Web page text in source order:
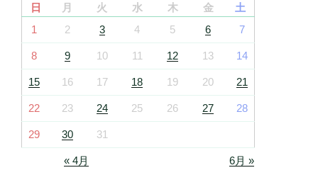
日
月 火 水 木 金
土
1
2 3 4 5 6 7
8 9 10 11 12 13 14
15 16 17 18 19 20 21
22 23 24 25 26 27 28
29 30 31
« 4月 6月 »